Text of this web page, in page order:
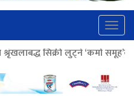
समूह’का नाइकेसहित पाँच